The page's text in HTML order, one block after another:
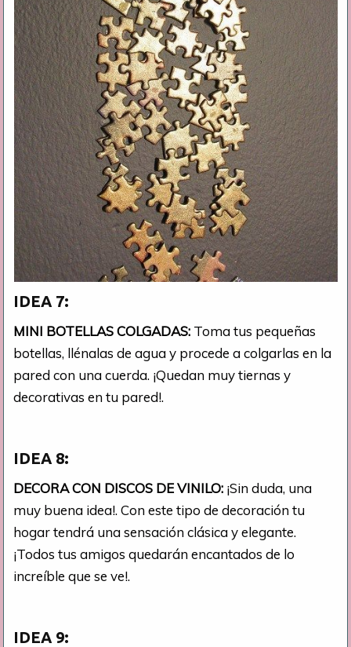
IDEA 7:
MINI BOTELLAS COLGADAS: Toma tus pequeñas
botellas, llénalas de agua y procede a colgarlas en la
pared con una cuerda. ¡Quedan muy tiernas y
decorativas en tu pared!.
IDEA 8:
DECORA CON DISCOS DE VINILO: ¡Sin duda, una
muy buena idea!. Con este tipo de decoración tu
hogar tendrá una sensación clásica y elegante.
¡Todos tus amigos quedarán encantados de lo
increíble que se ve!.
IDEA 9: